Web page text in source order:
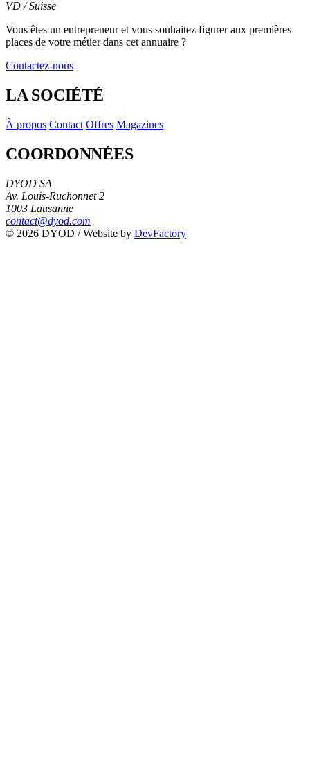
VD / Suisse
+
Vous êtes un entrepreneur et vous souhaitez figureraux premières
places de votre métierdans cet annuaire ?
Contactez-nous
LA SOCIÉTÉ
À propos Contact Offres Magazines
COORDONNÉES
DYOD SA
Av. Louis-Ruchonnet 2
1003 Lausanne
contact@dyod.com
© 2026 DYOD / Website by DevFactory